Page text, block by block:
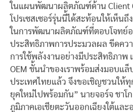
ในแผนพัฒนาผลิตภัณฑ์ด้าน Client
โปรเซสเซอร์รุ่นนี้ได้สะท้อนให้เห็น
ในการพัฒนาผลิตภัณฑ์ที่ตอบโจทย์อ
ประสิทธิภาพการประมวลผล ขีดคว
การใช้พลังงานอย่างมีประสิทธิภาพ
OEM ชั้นนำของเราพร้อมส่งมอบแ
ประเทศไทยแล้ว จึงขอเชิญชวนให้
ยุคใหม่ไปพร้อมกัน” นายจอร์จ ชาโ
ภูมิภาคเอเชียตะวันออกเฉียงใต้และ